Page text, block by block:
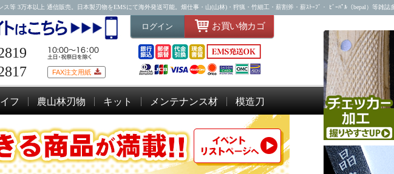
3万本以上 通信販売。日本製刃物をEMSにて海外発送可能。畑仕事・山(山林)・狩猟・竹細工・薪割斧・薪ｽﾄｰﾌﾞ・ ﾋﾞｰﾊﾟﾙ（bepal）等雑誌
FAX注文用紙
ログイン お買い物カゴ
フ 農山林刃物 キット メンテナンス材 模造刀